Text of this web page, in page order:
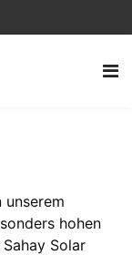
unserem
hohen
Solar